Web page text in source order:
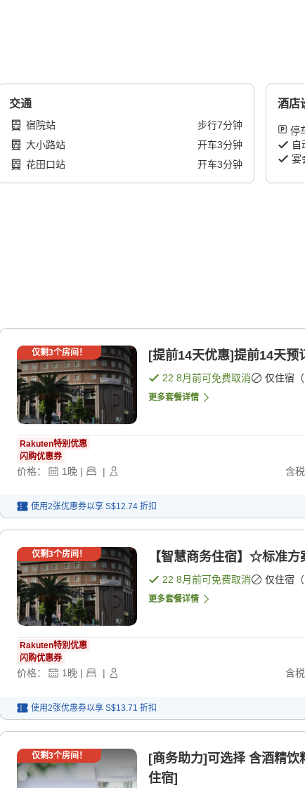
交通
宿院站 步行7分钟
大小路站
开车3分钟
花田口站
开车3分钟
酒店
停
自
宴
仅剩3个房间！ [提前14天优惠]提前14天预
22 8月前可免费取消 仅住宿（
更多套餐详情
Rakuten特别优惠
闪购优惠券
价格： 1晚 | | 含
使用2张优惠券以享 S$12.74 折扣
仅剩3个房间！ 【智慧商务住宿】☆标准
22 8月前可免费取消 仅住宿（
更多套餐详情
Rakuten特别优惠
闪购优惠券
价格： 1晚 | | 含
使用2张优惠券以享 S$13.71 折扣
仅剩3个房间！
[商务助力]可选择 含酒精饮料和小吃的方案＜不含餐住宿＞ [纯
住宿]